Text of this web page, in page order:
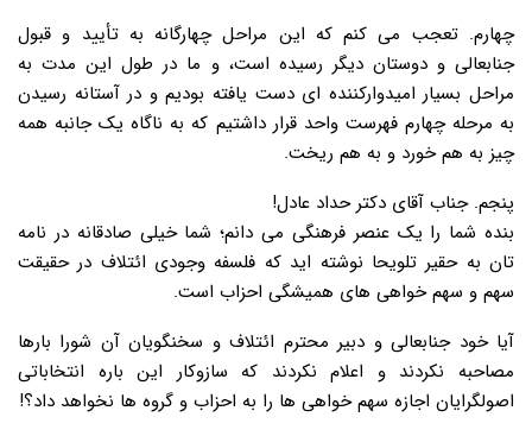
چهارم. تعجب می کنم که این مراحل چهارگانه به تأیید و قبول
جنابعالی و دوستان دیگر رسیده است، و ما در طول این مدت به
مراحل بسیار امیدوارکننده ای دست یافته بودیم و در آستانه رسیدن
به مرحله چهارم فهرست واحد قرار داشتیم که به ناگاه یک جانبه همه
چیز به هم خورد و به هم ریخت.
پنجم. جناب آقای دکتر حداد عادل!
بنده شما را یک عنصر فرهنگی می دانم؛ شما خیلی صادقانه در نامه
تان به حقیر تلویحا نوشته اید که فلسفه وجودی ائتلاف در حقیقت
سهم و سهم خواهی های همیشگی احزاب است.
آیا خود جنابعالی و دبیر محترم ائتلاف و سخنگویان آن شورا بارها
مصاحبه نکردند و اعلام نکردند که سازوکار این باره انتخاباتی
اصولگرایان اجازه سهم خواهی ها را به احزاب و گروه ها نخواهد داد؟!